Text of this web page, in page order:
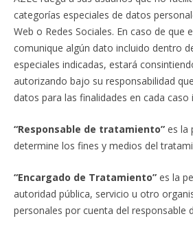
categorías especiales de datos
Web o Redes Sociales. En caso de que
comunique algún dato incluido dentro
especiales indicadas, estará
autorizando bajo su responsabilidad
datos para las finalidades en cada caso
“Responsable de tratamiento” es la
determine los fines y medios del
“Encargado de Tratamiento” es la
autoridad pública, servicio u otro
personales por cuenta del responsable